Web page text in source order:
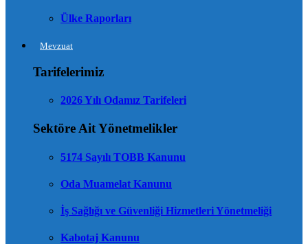
Ülke Raporları
Mevzuat
Tarifelerimiz
2026 Yılı Odamız Tarifeleri
Sektöre Ait Yönetmelikler
5174 Sayılı TOBB Kanunu
Oda Muamelat Kanunu
İş Sağlığı ve Güvenliği Hizmetleri Yönetmeliği
Kabotaj Kanunu